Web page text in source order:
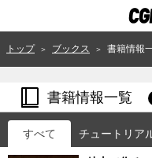
TOP
ニュース
特集
トップ ＞ ブックス ＞ 書籍情報
書籍情報一覧
すべて チュートリア